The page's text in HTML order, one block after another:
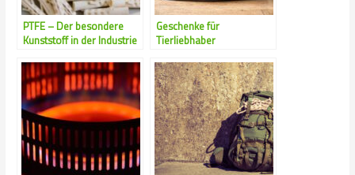
PTFE – Der besondere
Kunststoff in der Industrie
Geschenke für
Tierliebhaber